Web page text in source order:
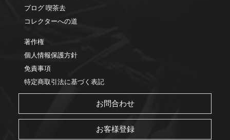
ブログ 喫茶去
コレクターへの道
著作権
個人情報保護方針
免責事項
特定商取引法に基づく表記
お問合わせ
お客様登録